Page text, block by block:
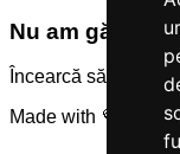
Nu am găsit
Încearcă să
Made with 💜 by